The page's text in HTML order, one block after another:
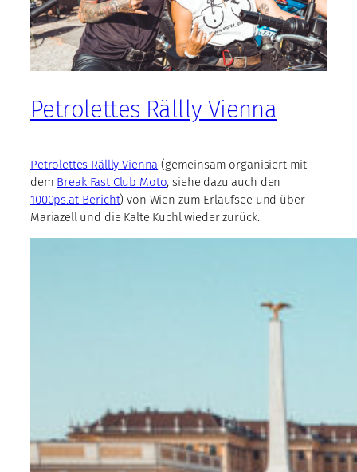
Petrolettes Rällly Vienna
Petrolettes Rällly Vienna (gemeinsam organisiert mit
dem Break Fast Club Moto, siehe dazu auch den
1000ps.at-Bericht) von Wien zum Erlaufsee und über
Mariazell und die Kalte Kuchl wieder zurück.